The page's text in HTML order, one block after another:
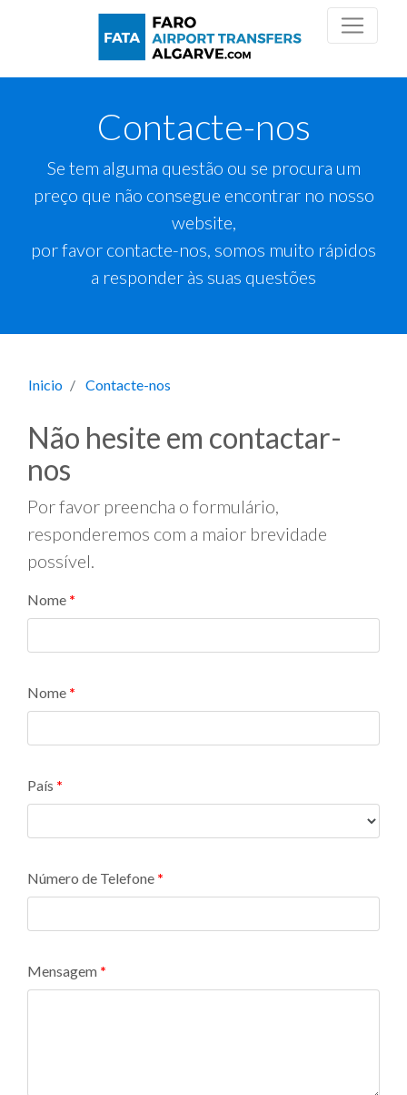
Contacte-nos
Se tem alguma questão ou se procura um
preço que não consegue encontrar no nosso
website,
por favor contacte-nos, somos muito rápidos
a responder às suas questões
Inicio Contacte-nos
Não hesite em contactar-
nos
Por favor preencha o formulário,
responderemos com a maior brevidade
possível.
Nome
Nome
País
Número de Telefone
Mensagem